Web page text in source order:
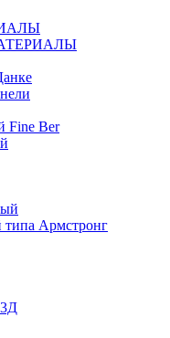
Fine Ber
типа Армстронг